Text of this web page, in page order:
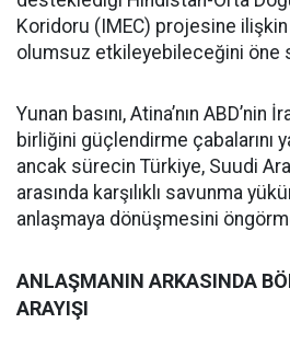
Koridoru (IMEC) projesine
olumsuz etkileyebileceğini öne
Yunan basını, Atina’nın ABD’nin
birliğini güçlendirme çabalarını
ancak sürecin Türkiye, Suudi
arasında karşılıklı savunma
anlaşmaya dönüşmesini
ANLAŞMANIN ARKASINDA
ARAYIŞI